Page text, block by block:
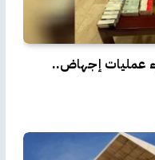
عمليات إجهاض..